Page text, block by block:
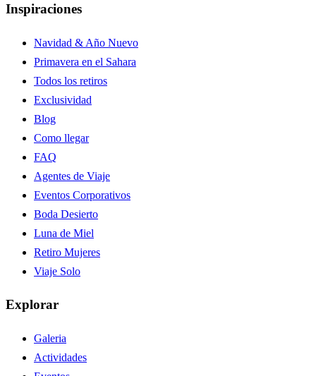
Inspiraciones
Navidad & Año Nuevo
Primavera en el Sahara
Todos los retiros
Exclusividad
Blog
Como llegar
FAQ
Agentes de Viaje
Eventos Corporativos
Boda Desierto
Luna de Miel
Retiro Mujeres
Viaje Solo
Explorar
Galeria
Actividades